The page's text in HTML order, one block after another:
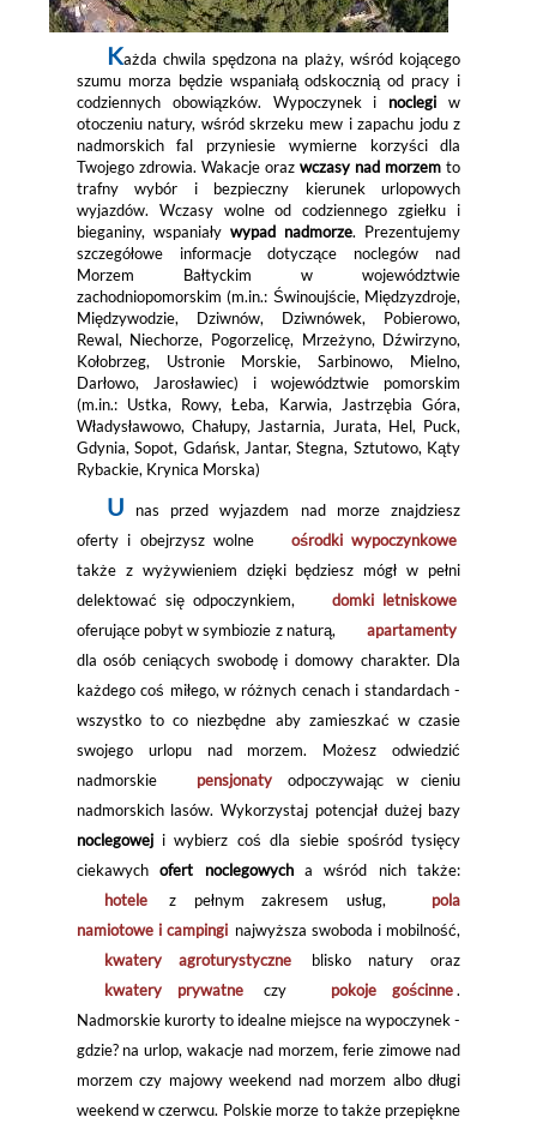
Każda chwila spędzona na plaży, wśród kojącego
szumu morza będzie wspaniałą odskocznią od pracy i
codziennych obowiązków. Wypoczynek i noclegi w
otoczeniu natury, wśród skrzeku mew i zapachu jodu z
nadmorskich fal przyniesie wymierne korzyści dla
Twojego zdrowia. Wakacje orazwczasy nad morzem to
trafny wybór i bezpieczny kierunek urlopowych
wyjazdów. Wczasy wolne od codziennego zgiełku i
bieganiny, wspaniały wypad nadmorze. Prezentujemy
szczegółowe informacje dotyczące noclegów nad
Morzem Bałtyckim w województwie
zachodniopomorskim (m.in.: Świnoujście, Międzyzdroje,
Międzywodzie, Dziwnów, Dziwnówek, Pobierowo,
Rewal, Niechorze, Pogorzelicę, Mrzeżyno, Dźwirzyno,
Kołobrzeg, Ustronie Morskie, Sarbinowo, Mielno,
Darłowo, Jarosławiec) i województwie pomorskim
(m.in.: Ustka, Rowy, Łeba, Karwia, Jastrzębia Góra,
Władysławowo, Chałupy, Jastarnia, Jurata, Hel, Puck,
Gdynia, Sopot, Gdańsk, Jantar, Stegna, Sztutowo, Kąty
Rybackie, Krynica Morska)
U nas przed wyjazdem nad morze znajdziesz
oferty i obejrzysz wolne
ośrodki wypoczynkowe
także z wyżywieniem dzięki będziesz mógł w pełni
delektować się odpoczynkiem,
domki letniskowe
oferujące pobyt w symbiozie z naturą,
apartamenty
dla osób ceniących swobodę i domowy charakter. Dla
każdego coś miłego, w różnych cenach i standardach -
wszystko to co niezbędne aby zamieszkać w czasie
swojego urlopu nad morzem. Możesz odwiedzić
nadmorskie
pensjonaty
odpoczywając w cieniu
nadmorskich lasów. Wykorzystaj potencjał dużej bazy
noclegoweji wybierz coś dla siebie spośród tysięcy
ciekawychofert noclegowycha wśród nich także:
hotele
z pełnym zakresem usług,
pola
namiotowe i campingi najwyższa swoboda i mobilność,
kwatery agroturystyczne
blisko natury oraz
kwatery prywatne
czy pokoje gościnne .
Nadmorskie kurorty to idealne miejsce na wypoczynek -
gdzie? na urlop, wakacje nad morzem, ferie zimowe nad
morzem czy majowy weekend nad morzem albo długi
weekend w czerwcu. Polskie morze to także przepiękne